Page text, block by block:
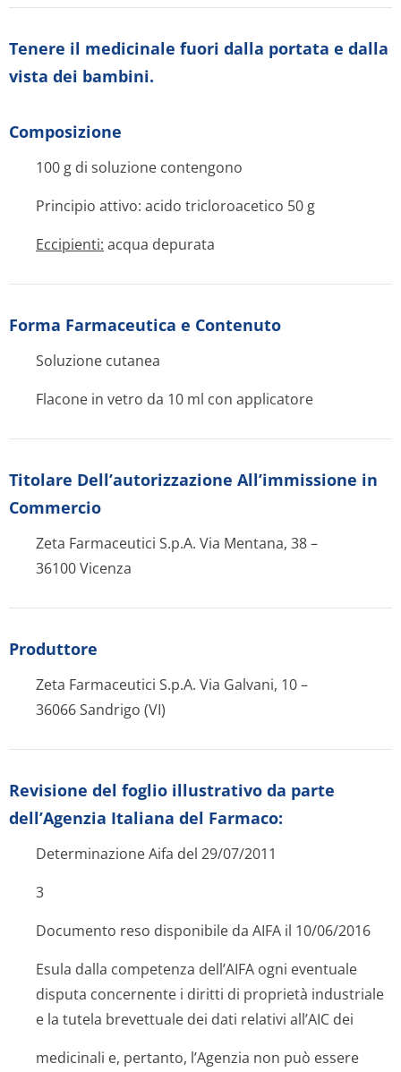
Tenere il medicinale fuori dalla portata e dalla
vista dei bambini.
Composizione
100 g di soluzione contengono
Principio attivo: acido tricloroacetico 50 g
Eccipienti: acqua depurata
Forma Farmaceutica e Contenuto
Soluzione cutanea
Flacone in vetro da 10 ml con applicatore
Titolare Dell’autorizzazione All’immissione in
Commercio
Zeta Farmaceutici S.p.A. Via Mentana, 38 –
36100 Vicenza
Produttore
Zeta Farmaceutici S.p.A. Via Galvani, 10 –
36066 Sandrigo (VI)
Revisione del foglio illustrativo da parte
dell’Agenzia Italiana del Farmaco:
Determinazione Aifa del 29/07/2011
3
Documento reso disponibile da AIFA il 10/06/2016
Esula dalla competenza dell’AIFA ogni eventuale
disputa concernente i diritti di proprietà industriale
e la tutela brevettuale dei dati relativi all’AIC dei
medicinali e, pertanto, l’Agenzia non può essere